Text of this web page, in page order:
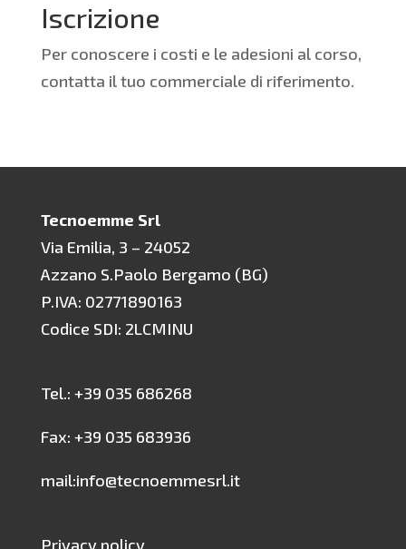
Iscrizione
Per conoscere i costi e le adesioni al corso,
contatta il tuo commerciale di riferimento.
Tecnoemme Srl
Via Emilia, 3 – 24052
Azzano S.Paolo Bergamo (BG)
P.IVA: 02771890163
Codice SDI: 2LCMINU
Tel.: +39 035 686268
Fax: +39 035 683936
mail:info@tecnoemmesrl.it
Privacy policy